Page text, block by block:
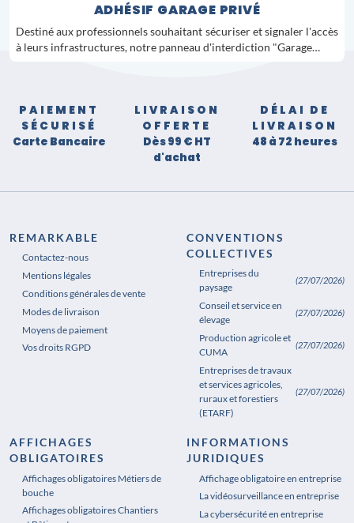
ADHÉSIF GARAGE PRIVÉ
Destiné aux professionnels souhaitant sécuriser et signaler l'accès
à leurs infrastructures, notre panneau d'interdiction "Garage…
PAIEMENT
SÉCURISÉ
Carte Bancaire
LIVRAISON
OFFERTE
Dès 99 € HT
d'achat
DÉLAI DE
LIVRAISON
48 à 72 heures
REMARKABLE
Contactez-nous
Mentions légales
Conditions générales de vente
Modes de livraison
Moyens de paiement
Vos droits RGPD
CONVENTIONS
COLLECTIVES
Entreprises du
paysage
(27/07/2026)
Conseil et service en
élevage
(27/07/2026)
Production agricole et
CUMA
(27/07/2026)
Entreprises de travaux
et services agricoles,
ruraux et forestiers
(ETARF)
(27/07/2026)
AFFICHAGES
OBLIGATOIRES
Affichages obligatoires Métiers de
bouche
Affichages obligatoires Chantiers
Affichages obligatoires Pharmacie
INFORMATIONS
JURIDIQUES
Affichage obligatoire en entreprise
La vidéosurveillance en entreprise
La cybersécurité en entreprise